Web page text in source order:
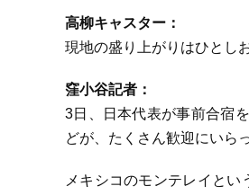
高柳キャスター：
現地の盛り上がりはひとし
窪小谷記者：
3日、日本代表が事前合宿
どが、たくさん歓迎にいら
メキシコのモンテレイと